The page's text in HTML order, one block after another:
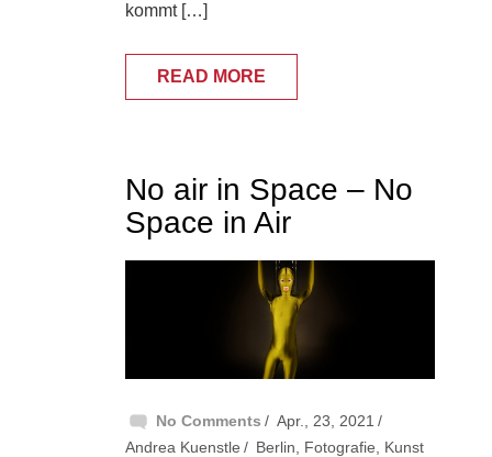
kommt […]
READ MORE
No air in Space – No
Space in Air
No Comments
Apr., 23, 2021
Andrea Kuenstle
Berlin Fotografie Kunst